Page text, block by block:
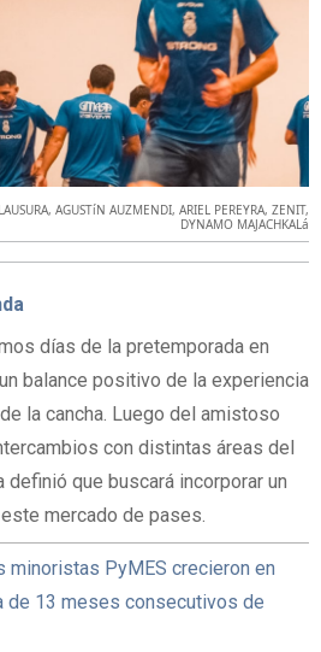
, AGUSTíN AUZMENDI, ARIEL PEREYRA, ZENIT,
DYNAMO MAJACHKALá
días de la pretemporada en
balance positivo de la experiencia
la cancha. Luego del amistoso
con distintas áreas del
definió que buscará incorporar un
mercado de pases.
minoristas PyMES crecieron en
de 13 meses consecutivos de